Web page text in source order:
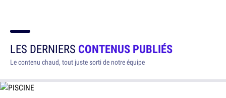
LES DERNIERS CONTENUS PUBLIÉS
Le contenu chaud, tout juste sorti de notre équipe